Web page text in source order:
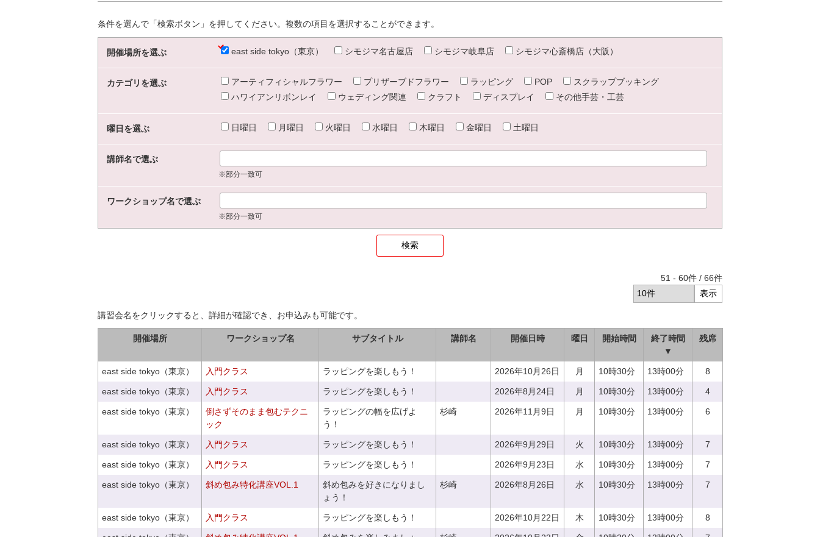
条件を選んで「検索ボタン」を押してください。複数の項目を選択することができます。
開催場所を選ぶ east side tokyo（東京） シモジマ名古屋店 シモジマ岐阜店 シモジマ心斎橋店（大阪）
カテゴリを選ぶ アーティフィシャルフラワー プリザーブドフラワー ラッピング POP
スクラップブッキング
ハワイアンリボンレイ
ウェディング関連 クラフト ディスプレイ その他手芸・工芸
曜日を選ぶ 日曜日 月曜日 火曜日 水曜日 木曜日 金曜日 土曜日
講師名で選ぶ
※部分一致可
ワークショップ名で選ぶ
※部分一致可
51 - 60件 / 66件
講習会名をクリックすると、詳細が確認でき、お申込みも可能です。
開催場所 ワークショップ名 サブタイトル 講師名 開催日時 曜日 開始時間
終了時間
▼
残席
east side tokyo（東京） 入門クラス ラッピングを楽しもう！ 2026年10月26日 月 10時30分 13時00分 8
east side tokyo（東京） 入門クラス ラッピングを楽しもう！ 2026年8月24日 月 10時30分 13時00分 4
east side tokyo（東京）
倒さずそのまま包むテクニ
ック
ラッピングの幅を広げよ
う！
杉崎 2026年11月9日 月 10時30分 13時00分 6
east side tokyo（東京） 入門クラス ラッピングを楽しもう！ 2026年9月29日 火 10時30分 13時00分 7
east side tokyo（東京） 入門クラス ラッピングを楽しもう！ 2026年9月23日 水 10時30分 13時00分 7
east side tokyo（東京） 斜め包み特化講座VOL.1
斜め包みを好きになりまし
ょう！
杉崎 2026年8月26日 水 10時30分 13時00分 7
east side tokyo（東京） 入門クラス ラッピングを楽しもう！ 2026年10月22日 木 10時30分 13時00分 8